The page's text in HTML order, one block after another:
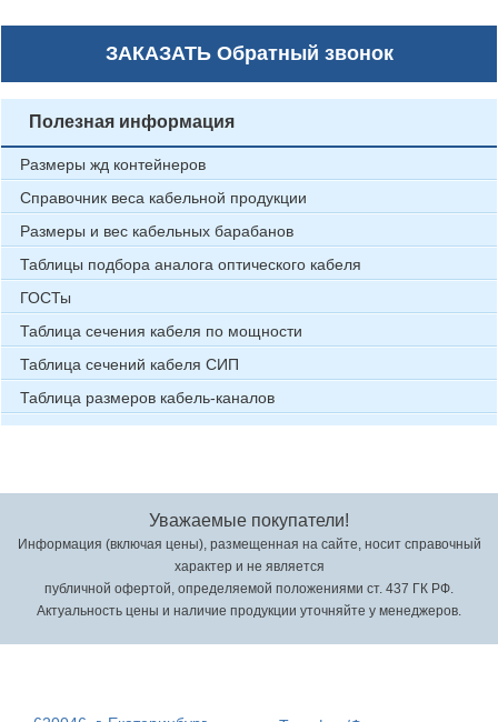
ЗАКАЗАТЬОбратный звонок
Полезная информация
Размеры жд контейнеров
Справочник веса кабельной продукции
Размеры и вес кабельных барабанов
Таблицы подбора аналога оптического кабеля
ГОСТы
Таблица сечения кабеля по мощности
Таблица сечений кабеля СИП
Таблица размеров кабель-каналов
Уважаемые покупатели!
Информация (включая цены), размещенная на сайте, носит справочный
характер и не является
публичной офертой, определяемой положениями ст. 437 ГК РФ.
Актуальность цены и наличие продукции уточняйте у менеджеров.